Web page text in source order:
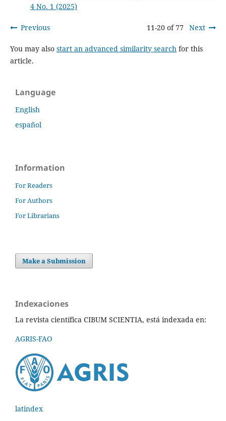
4 No. 1 (2025)
Previous 11-20 of 77 Next
You may also start an advanced similarity searchfor this
article.
Language
English
español
Information
For Readers
For Authors
For Librarians
Make a Submission
Indexaciones
La revista científica CIBUM SCIENTIA, está indexada en:
AGRIS-FAO
latindex